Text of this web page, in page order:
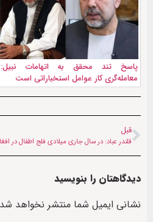
پاسخ تند محقق به اتهامات نبیل:
معامله‌گری کار عوامل استخباراتی است
قبل
قلندر عباد: در سال جاری میلادی فلج اطفال در
دیدگاهتان را بنویسید
نشانی ایمیل شما منتشر نخواهد